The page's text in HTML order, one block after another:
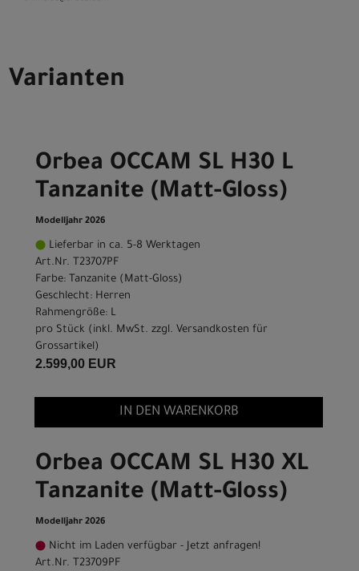
Varianten
Orbea OCCAM SL H30 L
Tanzanite (Matt-Gloss)
Modelljahr 2026
Lieferbar in ca. 5-8 Werktagen
Art.Nr. T23707PF
Farbe: Tanzanite (Matt-Gloss)
Geschlecht: Herren
Rahmengröße: L
pro Stück (inkl. MwSt. zzgl. Versandkosten für
Grossartikel)
2.599,00 EUR
IN DEN WARENKORB
Orbea OCCAM SL H30 XL
Tanzanite (Matt-Gloss)
Modelljahr 2026
Nicht im Laden verfügbar - Jetzt anfragen!
Art.Nr. T23709PF